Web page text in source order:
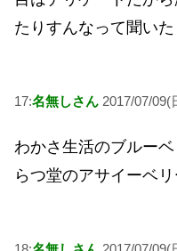
たりすんなって聞いた
17:名無しさん 2017/07/09(
わかさ生活のブルー
らつ堂のアサイーベ